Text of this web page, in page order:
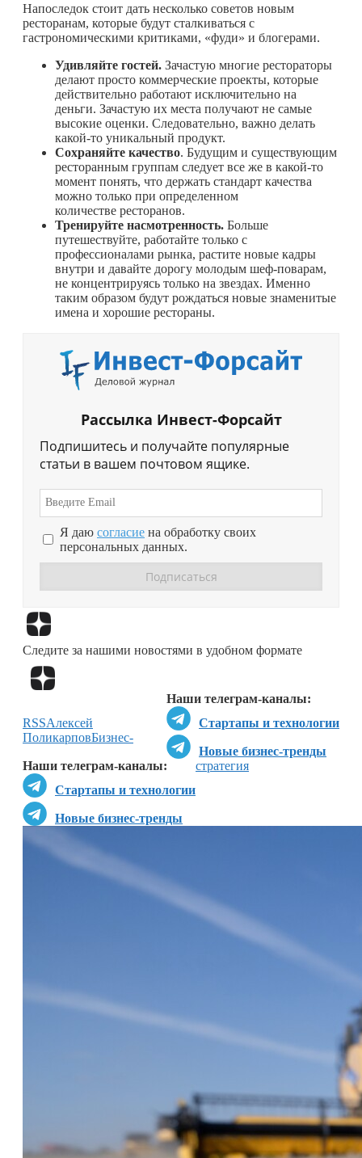
Напоследок стоит дать несколько советов новым
ресторанам, которые будут сталкиваться с
гастрономическими критиками, «фуди» и блогерами.
Удивляйте гостей. Зачастую многие рестораторы
делают просто коммерческие проекты, которые
действительно работают исключительно на
деньги. Зачастую их места получают не самые
высокие оценки. Следовательно, важно делать
какой-то уникальный продукт.
Сохраняйте качество. Будущим и существующим
ресторанным группам следует все же в какой-то
момент понять, что держать стандарт качества
можно только при определенном
количестве ресторанов.
Тренируйте насмотренность. Больше
путешествуйте, работайте только с
профессионалами рынка, растите новые кадры
внутри и давайте дорогу молодым шеф-поварам,
не концентрируясь только на звездах. Именно
таким образом будут рождаться новые знаменитые
имена и хорошие рестораны.
Рассылка Инвест-Форсайт
Подпишитесь и получайте популярные
статьи в вашем почтовом ящике.
Я даю согласие на обработку своих
персональных данных.
Следите за нашими новостями в удобном формате
Наши телеграм-каналы:
Стартапы и технологии
Новые бизнес-тренды
Наши телеграм-каналы:
Стартапы и технологии
Новые бизнес-тренды
RSSАлексей
ПоликарповБизнес-
стратегия